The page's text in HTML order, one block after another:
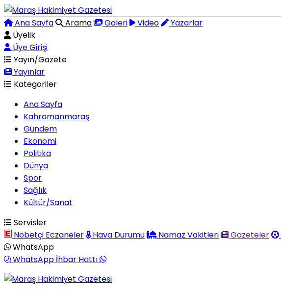
Ana Sayfa Arama Galeri Video
Yazarlar
Üyelik
Üye Girişi
Yayın/Gazete
Yayınlar
Kategoriler
Ana Sayfa
Kahramanmaraş
Gündem
Ekonomi
Politika
Dünya
Spor
Sağlık
Kültür/Sanat
Servisler
Nöbetçi Eczaneler
Hava Durumu Namaz Vakitleri Gazeteler
WhatsApp
WhatsApp İhbar Hattı